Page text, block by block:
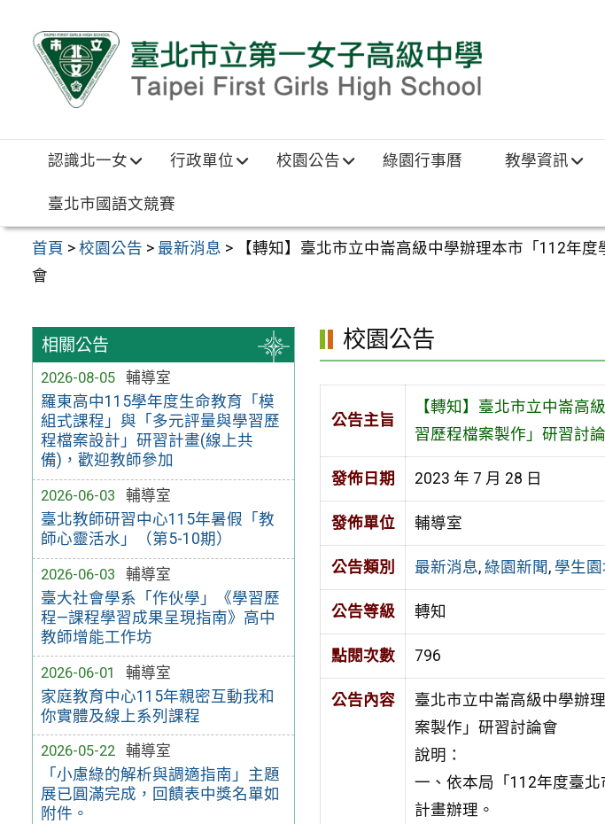
認識北一女 行政單位 校園公告 綠園行事曆 教學資訊
臺北市國語文競賽
首頁 >校園公告 > 最新消息 >
【轉知】臺北市立中崙高級中學辦理本市「112年
會
相關公告
2026-08-05
輔導室
羅東高中115學年度生命教育「模
組式課程」與「多元評量與學習歷
程檔案設計」研習計畫(線上共
備)，歡迎教師參加
2026-06-03
輔導室
臺北教師研習中心115年暑假「教
師心靈活水」（第5-10期）
2026-06-03
輔導室
臺大社會學系「作伙學」《學習歷
程—課程學習成果呈現指南》高中
教師增能工作坊
2026-06-01
輔導室
家庭教育中心115年親密互動我和
你實體及線上系列課程
2026-05-22
輔導室
「小慮綠的解析與調適指南」主題
展已圓滿完成，回饋表中獎名單如
附件。
校園公告
公告主旨
【轉知】臺北市立中崙高
習歷程檔案製作」研習討
發佈日期 2023 年 7 月 28 日
發佈單位 輔導室
公告類別 最新消息, 綠園新聞 , 學生園
公告等級 轉知
點閱次數 796
公告內容
臺北市立中崙高級中學辦
案製作」研習討論會
說明：
一、依本局「112年度臺
計畫辦理。